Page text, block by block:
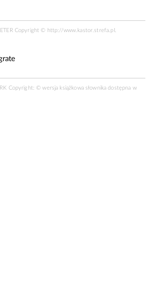
Copyright © http://www.kastor.strefa.pl
Copyright: © wersja książkowa słownika dostępna w